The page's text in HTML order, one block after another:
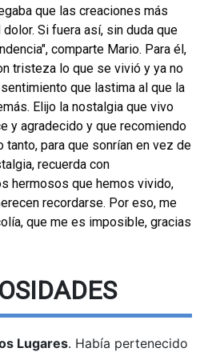
que las creaciones más
Si fuera así, sin duda que
comparte Mario. Para él,
tristeza lo que se vivió y ya no
que lastima al que la
Elijo la nostalgia que vivo
y agradecido y que recomiendo
para que sonrían en vez de
recuerda con
hermosos que hemos vivido,
recordarse. Por eso, me
que me es imposible, gracias
Lugares. Había pertenecido